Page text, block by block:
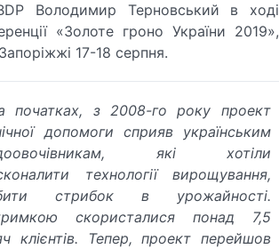
Володимир Терновський в ході
«Золоте гроно України 2019»,
17-18 серпня.
початках, з 2008-го року проект
допомоги сприяв українським
які хотіли
технології вирощування,
стрибок в урожайності.
скористалися понад 7,5
клієнтів. Тепер, проект перейшов